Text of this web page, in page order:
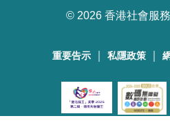
© 2026 香港社會服
重要告示 私隱政策